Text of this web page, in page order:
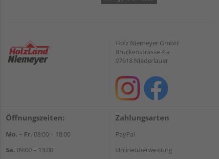
Holz Niemeyer GmbH
Brückenstrasse 4 a
97618 Niederlauer
Öffnungszeiten:
Mo. – Fr. 08:00 – 18:00
Sa. 09:00 – 13:00
Zahlungsarten
PayPal
Onlineüberweisung